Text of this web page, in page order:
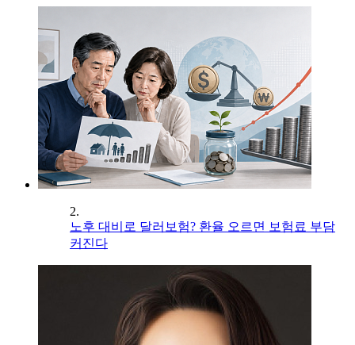
2.
노후 대비로 달러보험? 환율 오르면 보험료 부담
커진다